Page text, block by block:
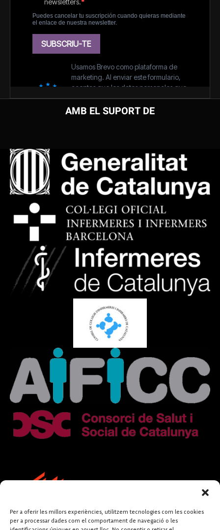
Per a oferir les millors experiències, utilitzem tecnologies com les cookies
per a processar dades com el comportament de navegació o les
AMB EL SUPORT DE